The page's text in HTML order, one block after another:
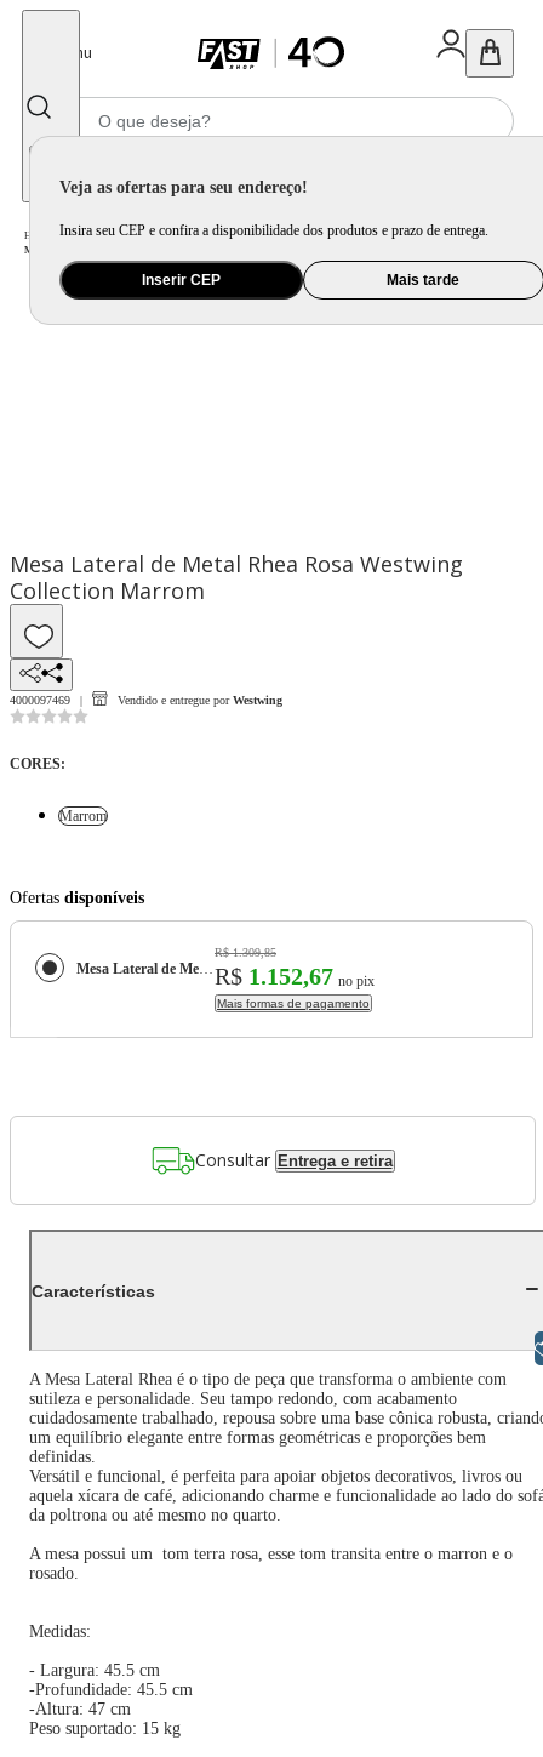
Menu
Veja as ofertas para seu endereço!
Insira seu CEP e confira a disponibilidade dos produtos e prazo de entrega.
Inserir CEP Mais tarde
Home Móveis e Decoração / Móveis para Sala de Estar / Mesa Lateral e de Centro
Mesa Lateral de Metal Rhea Rosa Westwing Collection
Mesa Lateral de Metal Rhea Rosa Westwing
Collection Marrom
4000097469 Vendido e entregue por Westwing
CORES:
Marrom
Ofertas disponíveis
Mesa Lateral de Metal Rhea Rosa Westwing Collection
R$ 1.309,85
R$ 1.152,67 no pix
Mais formas de pagamento
Consultar Entrega e retira
Características
A Mesa Lateral Rhea é o tipo de peça que transforma o ambiente com
sutileza e personalidade. Seu tampo redondo, com acabamento
cuidadosamente trabalhado, repousa sobre uma base cônica robusta,
um equilíbrio elegante entre formas geométricas e proporções bem
definidas.
Versátil e funcional, é perfeita para apoiar objetos decorativos, livros ou
aquela xícara de café, adicionando charme e funcionalidade ao lado do
da poltrona ou até mesmo no quarto.
A mesa possui um tom terra rosa, esse tom transita entre o marron e o
rosado.
Medidas:
- Largura: 45.5 cm
-Profundidade: 45.5 cm
-Altura: 47 cm
Peso suportado: 15 kg
Libras